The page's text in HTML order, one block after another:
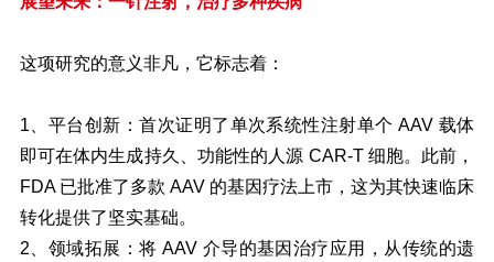
这项研究的意义非凡，它标志着：
1、平台创新：首次证明了单次系统性注射单个 AAV 载体
即可在体内生成持久、功能性的人源 CAR-T 细胞。此前，
FDA 已批准了多款 AAV 的基因疗法上市，这为其快速临床
转化提供了坚实基础。
2、领域拓展：将 AAV 介导的基因治疗应用，从传统的遗